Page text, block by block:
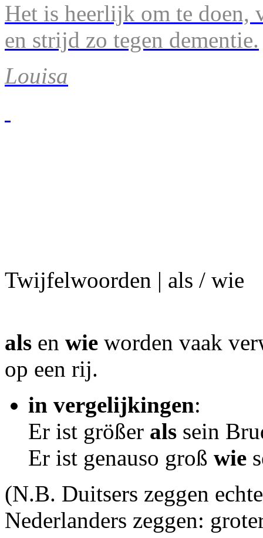
Het is heerlijk om te doen,
en strijd zo tegen dementie.
Louisa
Twijfelwoorden | als / wie
als en wie worden vaak
op een rij.
in vergelijkingen:
Er ist größer als sein
Er ist genauso groß wie
(N.B. Duitsers zeggen
Nederlanders zeggen: